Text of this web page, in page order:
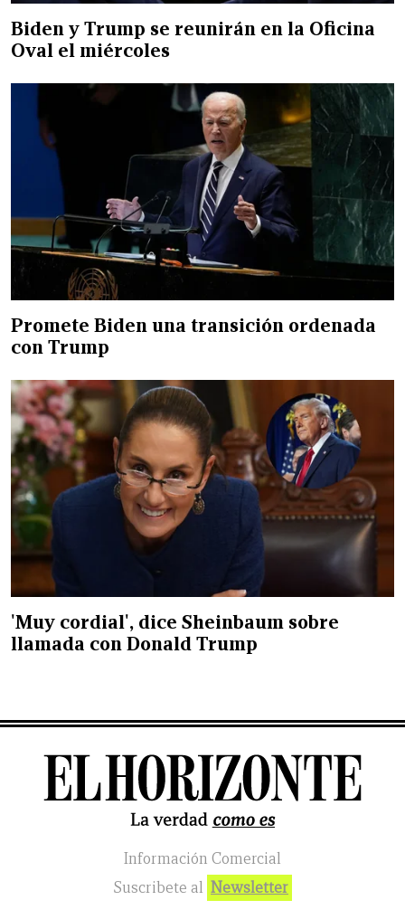
Biden y Trump se reunirán en la Oficina
Oval el miércoles
Promete Biden una transición ordenada
con Trump
'Muy cordial', dice Sheinbaum sobre
llamada con Donald Trump
Información Comercial
Suscribete al Newsletter